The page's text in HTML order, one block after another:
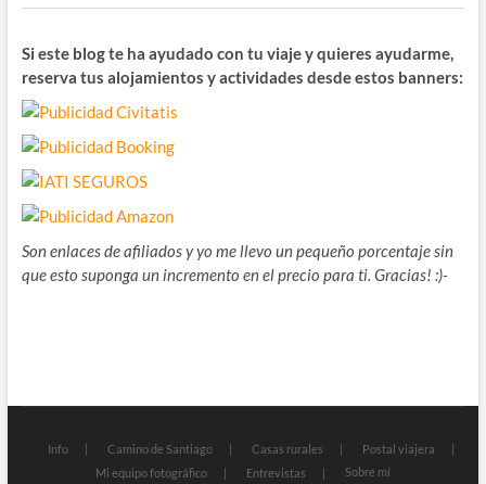
Si este blog te ha ayudado con tu viaje y quieres ayudarme,
reserva tus alojamientos y actividades desde estos banners:
Son enlaces de afiliados y yo me llevo un pequeño porcentaje sin
que esto suponga un incremento en el precio para ti. Gracias! :)-
Info Camino de Santiago Casas rurales
Postal viajera
Mi equipo fotográfico
Entrevistas Sobre mí